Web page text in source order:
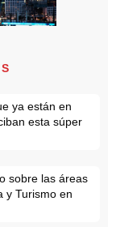
ya están en
esta súper
sobre las áreas
y Turismo en